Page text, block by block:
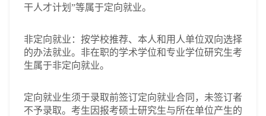
干人才计划”等属于定向就业。
非定向就业：按学校推荐、本人和用人单位双向选择
的办法就业。非在职的学术学位和专业学位研究生考
生属于非定向就业。
定向就业生须于录取前签订定向就业合同，未签订者
不予录取。考生因报考硕士研究生与所在单位产生的